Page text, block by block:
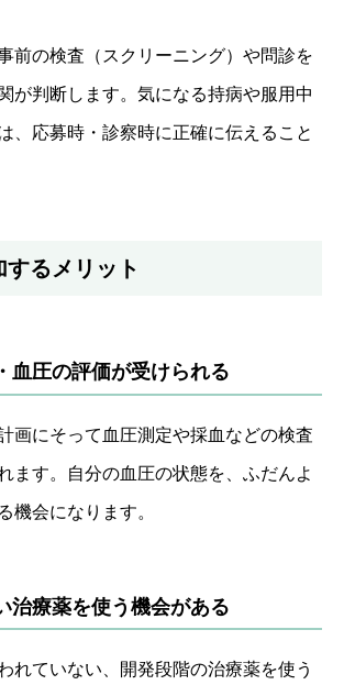
前の検査（スクリーニング）や問診を
が判断します。気になる持病や服用中
、応募時・診察時に正確に伝えること
るメリット
血圧の評価が受けられる
画にそって血圧測定や採血などの検査
ます。自分の血圧の状態を、ふだんよ
機会になります。
治療薬を使う機会がある
れていない、開発段階の治療薬を使う